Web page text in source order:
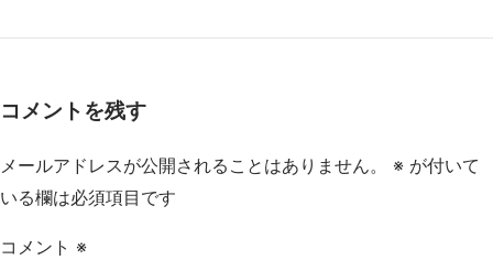
コメントを残す
メールアドレスが公開されることはありません。 ※ が付いて
いる欄は必須項目です
コメント ※